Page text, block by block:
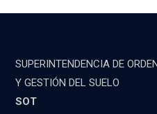
SUPERINTENDENCIA DE
Y GESTIÓN DEL SUELO
SOT